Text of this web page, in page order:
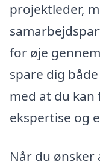
projektleder,
for øje
spare dig
med at du
ekspertise og
Når du